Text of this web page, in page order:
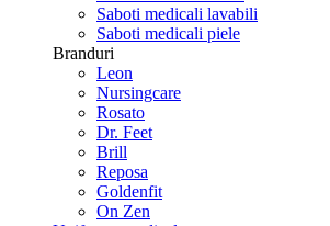
Saboti medicali lavabili
Saboti medicali piele
Branduri
Leon
Nursingcare
Rosato
Dr. Feet
Brill
Reposa
Goldenfit
On Zen